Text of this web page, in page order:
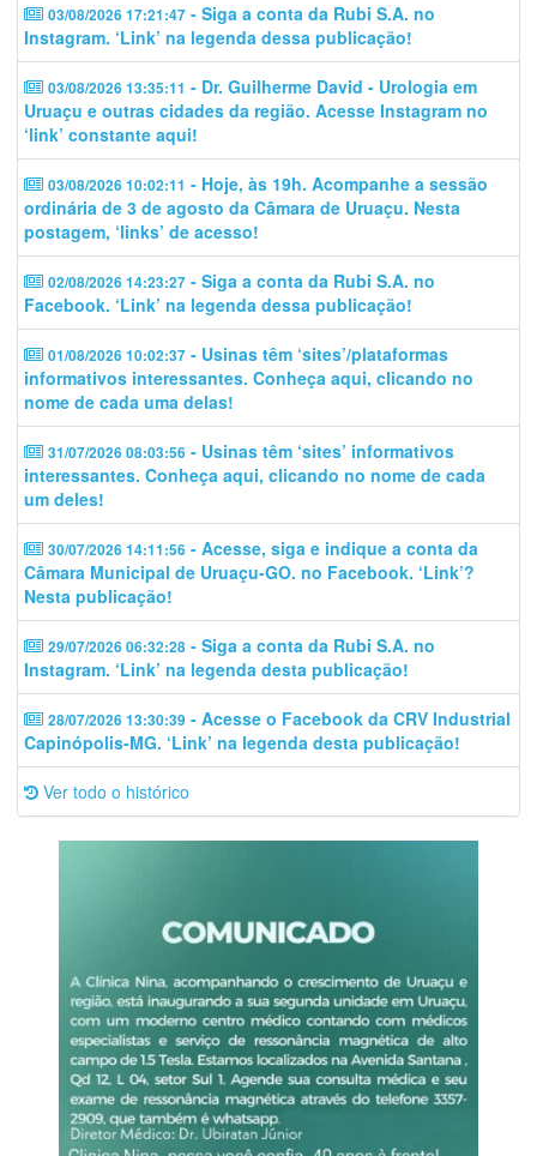
03/08/2026 17:21:47 - Siga a conta da Rubi S.A. no
Instagram. ‘Link’ na legenda dessa publicação!
03/08/2026 13:35:11 - Dr. Guilherme David - Urologia em
Uruaçu e outras cidades da região. Acesse Instagram no
‘link’ constante aqui!
03/08/2026 10:02:11 - Hoje, às 19h. Acompanhe a sessão
ordinária de 3 de agosto da Câmara de Uruaçu. Nesta
postagem, ‘links’ de acesso!
02/08/2026 14:23:27 - Siga a conta da Rubi S.A. no
Facebook. ‘Link’ na legenda dessa publicação!
01/08/2026 10:02:37 - Usinas têm ‘sites’/plataformas
informativos interessantes. Conheça aqui, clicando no
nome de cada uma delas!
31/07/2026 08:03:56 - Usinas têm ‘sites’ informativos
interessantes. Conheça aqui, clicando no nome de cada
um deles!
30/07/2026 14:11:56 - Acesse, siga e indique a conta da
Câmara Municipal de Uruaçu-GO. no Facebook. ‘Link’?
Nesta publicação!
29/07/2026 06:32:28 - Siga a conta da Rubi S.A. no
Instagram. ‘Link’ na legenda desta publicação!
28/07/2026 13:30:39 - Acesse o Facebook da CRV Industrial
Capinópolis-MG. ‘Link’ na legenda desta publicação!
Ver todo o histórico